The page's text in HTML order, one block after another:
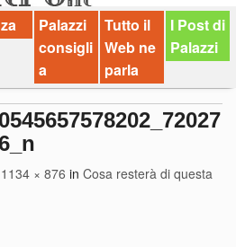
Palazzi
consigli
a
Tutto il
Web ne
parla
I Post di
Palazzi
1134 × 876 in Cosa resterà di questa